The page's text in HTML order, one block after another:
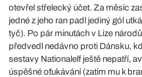
otevřel střelecký účet. Za měsíc
jedné z jeho ran padl jediný gól
tyč). Po pár minutách v Lize
předvedl nedávno proti Dánsku,
sestavy Nationalelf ještě nepatří,
úspěšné oťukávání (zatím mu k